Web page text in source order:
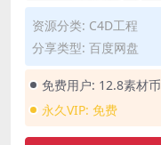
资源分类: C4D工程
分享类型: 百度网盘
免费用户: 12.8素材币
永久VIP: 免费